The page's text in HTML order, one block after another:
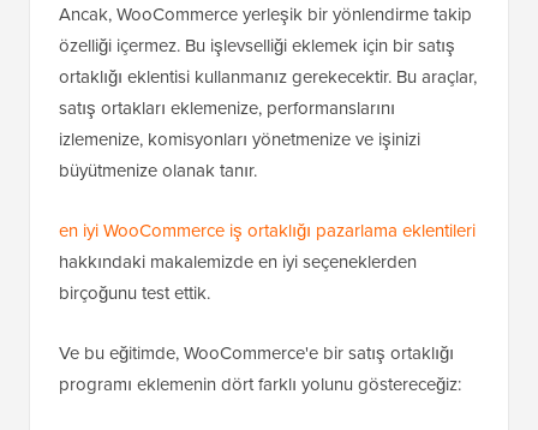
Ancak, WooCommerce yerleşik bir yönlendirme takip
özelliği içermez. Bu işlevselliği eklemek için bir satış
ortaklığı eklentisi kullanmanız gerekecektir. Bu araçlar,
satış ortakları eklemenize, performanslarını
izlemenize, komisyonları yönetmenize ve işinizi
büyütmenize olanak tanır.
en iyi WooCommerce iş ortaklığı pazarlama eklentileri
hakkındaki makalemizde en iyi seçeneklerden
birçoğunu test ettik.
Ve bu eğitimde, WooCommerce'e bir satış ortaklığı
programı eklemenin dört farklı yolunu göstereceğiz: